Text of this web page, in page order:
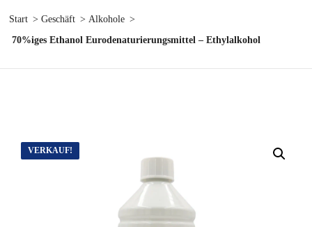
Start Geschäft
Alkohole
70%iges Ethanol Eurodenaturierungsmittel – Ethylalkohol
VERKAUF!